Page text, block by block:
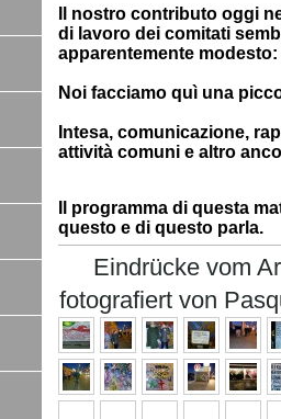
Il nostro contributo oggi
di lavoro dei comitati
apparentemente modesto:
Noi facciamo quì una
Intesa, comunicazione,
attività comuni e altro
Il programma di questa
questo e di questo parla.
Eindrücke vom
fotografiert von